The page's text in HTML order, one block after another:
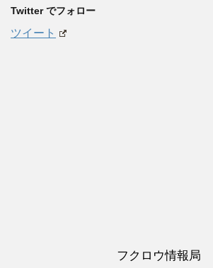
Twitter でフォロー
ツイート
フクロウ情報局